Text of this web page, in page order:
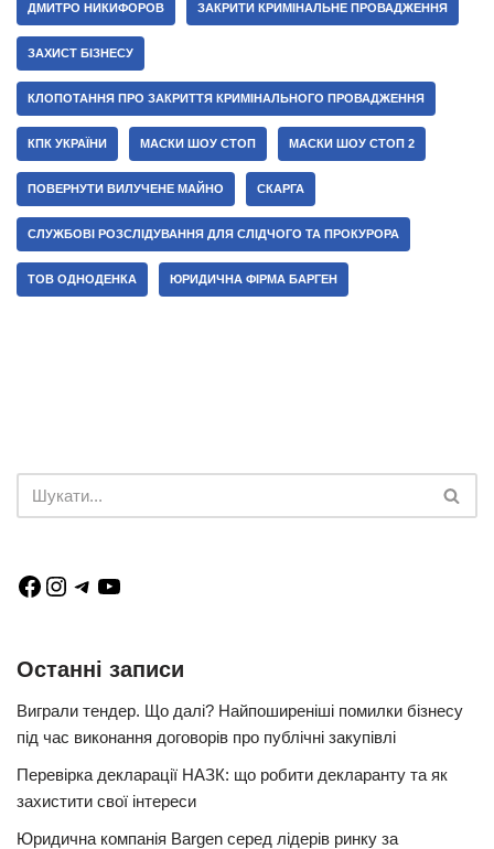
ДМИТРО НИКИФОРОВ ЗАКРИТИ КРИМІНАЛЬНЕ ПРОВАДЖЕННЯ
ЗАХИСТ БІЗНЕСУ
КЛОПОТАННЯ ПРО ЗАКРИТТЯ КРИМІНАЛЬНОГО ПРОВАДЖЕННЯ
КПК УКРАЇНИ МАСКИ ШОУ СТОП МАСКИ ШОУ СТОП 2
ПОВЕРНУТИ ВИЛУЧЕНЕ МАЙНО СКАРГА
СЛУЖБОВІ РОЗСЛІДУВАННЯ ДЛЯ СЛІДЧОГО ТА ПРОКУРОРА
ТОВ ОДНОДЕНКА ЮРИДИЧНА ФІРМА БАРГЕН
Останні записи
Виграли тендер. Що далі? Найпоширеніші помилки бізнесу
під час виконання договорів про публічні закупівлі
Перевірка декларації НАЗК: що робити декларанту та як
захистити свої інтереси
Юридична компанія Bargen серед лідерів ринку за